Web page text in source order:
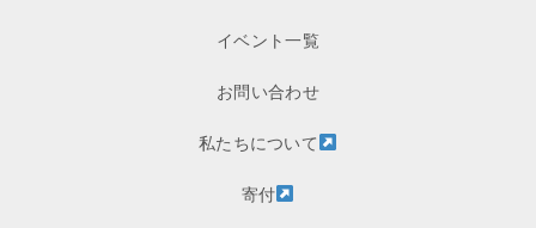
イベント一覧
お問い合わせ
私たちについて
寄付